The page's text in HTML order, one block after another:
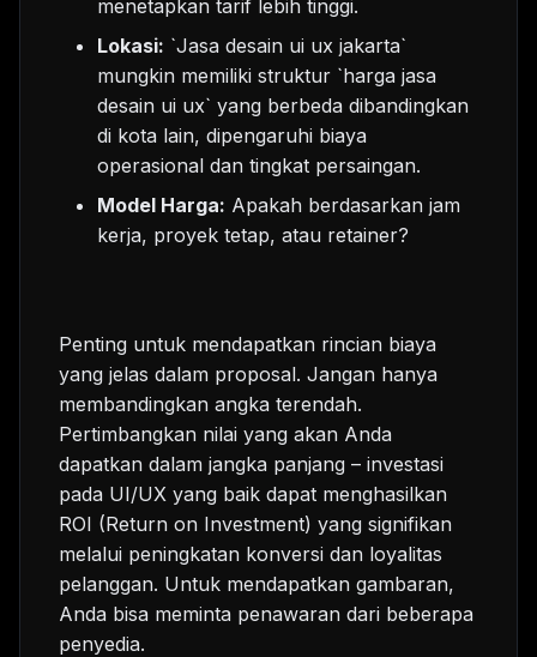
menetapkan tarif lebih tinggi.
Lokasi: `Jasa desain ui ux jakarta`
mungkin memiliki struktur `harga jasa
desain ui ux` yang berbeda dibandingkan
di kota lain, dipengaruhi biaya
operasional dan tingkat persaingan.
Model Harga: Apakah berdasarkan jam
kerja, proyek tetap, atau retainer?
Penting untuk mendapatkan rincian biaya
yang jelas dalam proposal. Jangan hanya
membandingkan angka terendah.
Pertimbangkan nilai yang akan Anda
dapatkan dalam jangka panjang – investasi
pada UI/UX yang baik dapat menghasilkan
ROI (Return on Investment) yang signifikan
melalui peningkatan konversi dan loyalitas
pelanggan. Untuk mendapatkan gambaran,
Anda bisa meminta penawaran dari beberapa
penyedia.